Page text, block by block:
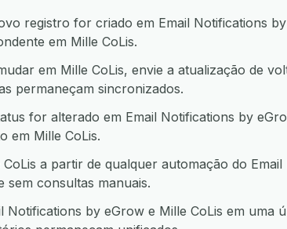
registro for criado em Email Notifications
em Mille CoLis.
em Mille CoLis, envie a atualização de
permaneçam sincronizados.
for alterado em Email Notifications by
em Mille CoLis.
a partir de qualquer automação do
sem consultas manuais.
Notifications by eGrow e Mille CoLis em uma